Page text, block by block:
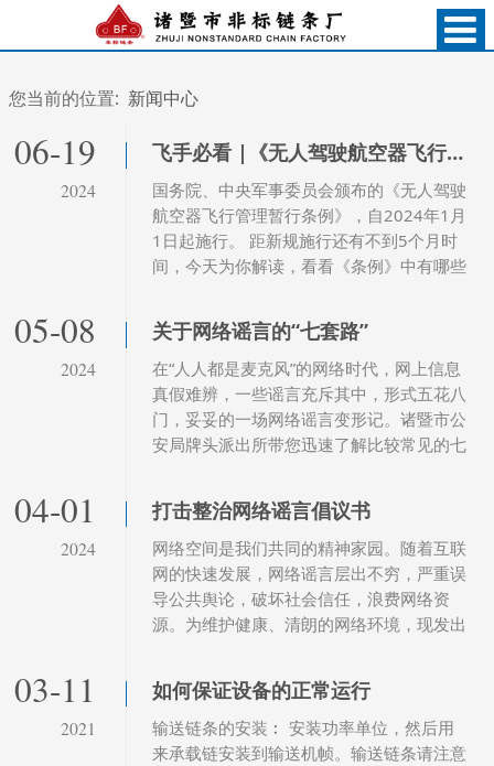
您当前的位置: 新闻中心
06-19
2024
飞手必看 |《无人驾驶航空器飞行管理暂行条例》法规解读
国务院、中央军事委员会颁布的《无人驾驶
航空器飞行管理暂行条例》，自2024年1月
1日起施行。 距新规施行还有不到5个月时
间，今天为你解读，看看《条例》中有哪些
05-08
2024
关于网络谣言的“七套路”
在“人人都是麦克风”的网络时代，网上信息
真假难辨，一些谣言充斥其中，形式五花八
门，妥妥的一场网络谣言变形记。诸暨市公
安局牌头派出所带您迅速了解比较常见的七
04-01
2024
打击整治网络谣言倡议书
网络空间是我们共同的精神家园。随着互联
网的快速发展，网络谣言层出不穷，严重误
导公共舆论，破坏社会信任，浪费网络资
源。为维护健康、清朗的网络环境，现发出
03-11
2021
如何保证设备的正常运行
输送链条的安装︰ 安装功率单位，然后用
来承载链安装到输送机帧。输送链条请注意